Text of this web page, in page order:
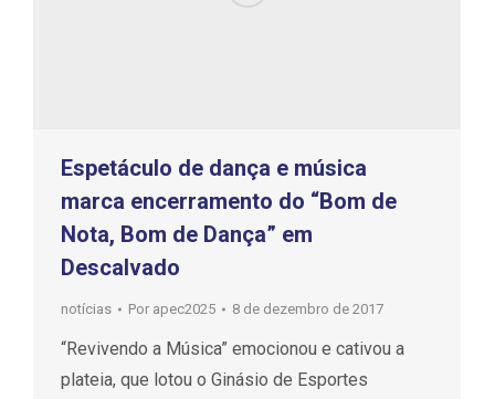
Espetáculo de dança e música
marca encerramento do “Bom de
Nota, Bom de Dança” em
Descalvado
notícias Por apec2025 8 de dezembro de 2017
“Revivendo a Música” emocionou e cativou a
plateia, que lotou o Ginásio de Esportes